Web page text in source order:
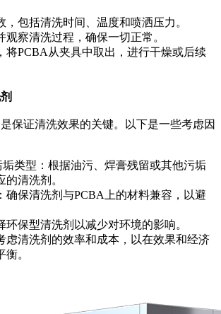
，包括清洗时间、温度和喷洒压力。
观察清洗过程，确保一切正常。
将PCBA从夹具中取出，进行干燥或后续
保证清洗效果的关键。以下是一些考虑因
类型：根据油污、焊膏残留或其他污垢
的清洗剂。
确保清洗剂与PCBA上的材料兼容，以避
环保型清洗剂以减少对环境的影响。
虑清洗剂的效率和成本，以在效果和经济
。